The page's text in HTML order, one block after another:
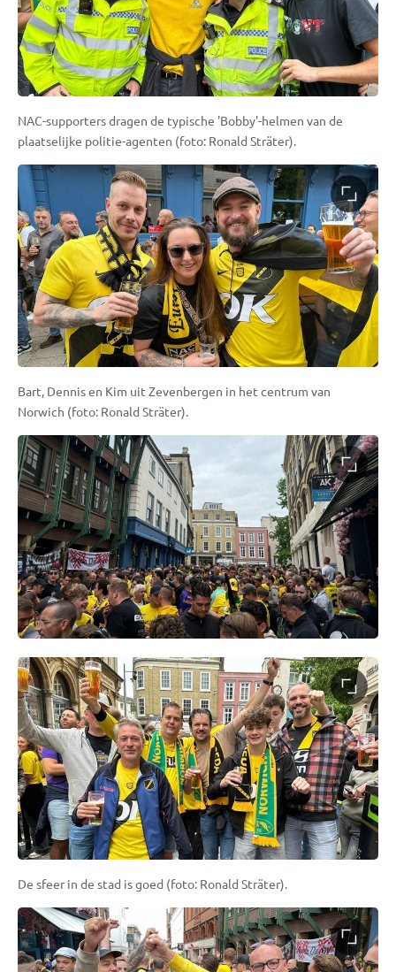
NAC-supporters dragen de typische 'Bobby'-helmen van de
plaatselijke politie-agenten (foto: Ronald Sträter).
Bart, Dennis en Kim uit Zevenbergen in het centrum van
Norwich (foto: Ronald Sträter).
De sfeer in de stad is goed (foto: Ronald Sträter).